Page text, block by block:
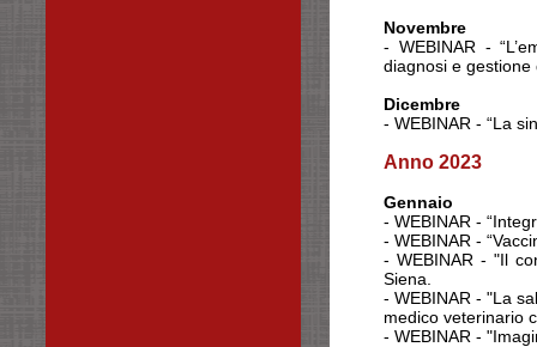
Novembre
- WEBINAR -
diagnosi e gestione
Dicembre
- WEBINAR - “La
Anno 2023
Gennaio
- WEBINAR -
- WEBINAR -
- WEBINAR - "Il
Siena.
- WEBINAR - "La
medico veterinario
- WEBINAR -